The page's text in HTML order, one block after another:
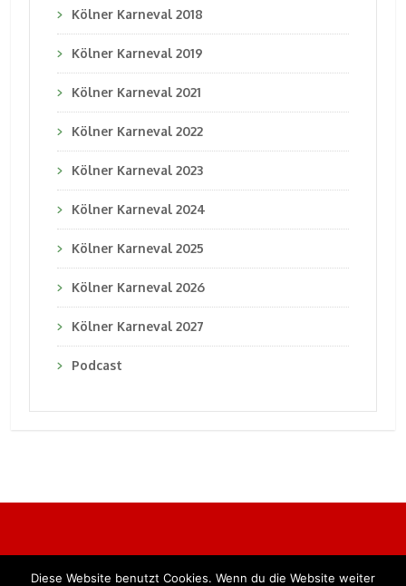
Kölner Karneval 2018
Kölner Karneval 2019
Kölner Karneval 2021
Kölner Karneval 2022
Kölner Karneval 2023
Kölner Karneval 2024
Kölner Karneval 2025
Kölner Karneval 2026
Kölner Karneval 2027
Podcast
Diese Website benutzt Cookies. Wenn du die Website weiter